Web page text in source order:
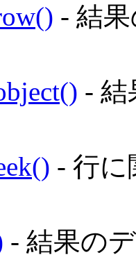
- 結
-
- 行
- 結果の